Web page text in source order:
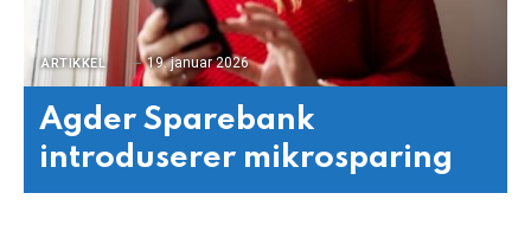
ARTIKKEL 19. januar 2026
Agder Sparebank
introduserer mikrosparing